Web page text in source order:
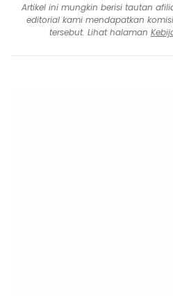
Artikel ini mungkin berisi tautan
editorial kami mendapatkan
tersebut. Lihat halaman